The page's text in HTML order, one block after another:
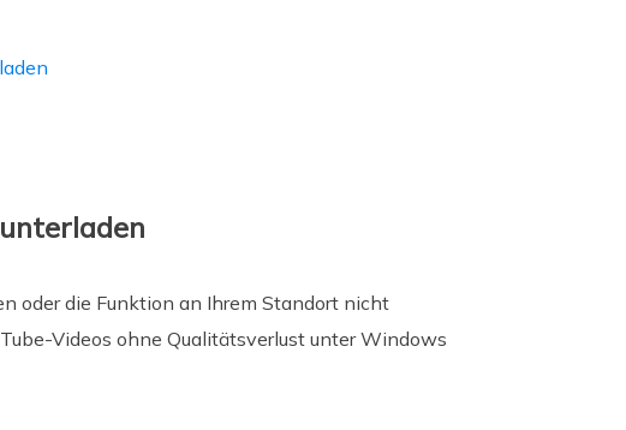
oder die Funktion an Ihrem Standort nicht
Videos ohne Qualitätsverlust unter Windows